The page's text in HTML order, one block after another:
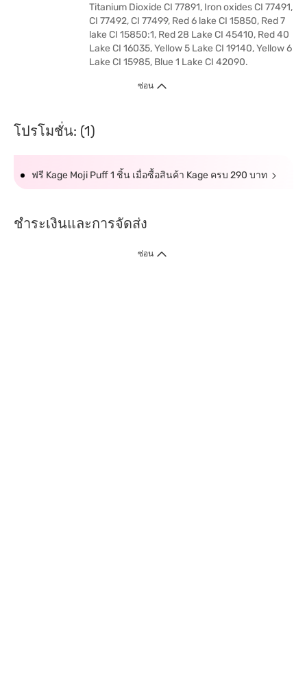
Titanium Dioxide CI 77891, Iron oxides CI 77491,
CI 77492, CI 77499, Red 6 lake CI 15850, Red 7
lake CI 15850:1, Red 28 Lake CI 45410, Red 40
Lake CI 16035, Yellow 5 Lake CI 19140, Yellow 6
Lake CI 15985, Blue 1 Lake CI 42090.
ซ่อน
โปรโมชั่น: (1)
ฟรี Kage Moji Puff 1 ชิ้น เมื่อซื้อสินค้า Kage ครบ 290 บาท
ชำระเงินและการจัดส่ง
ซ่อน